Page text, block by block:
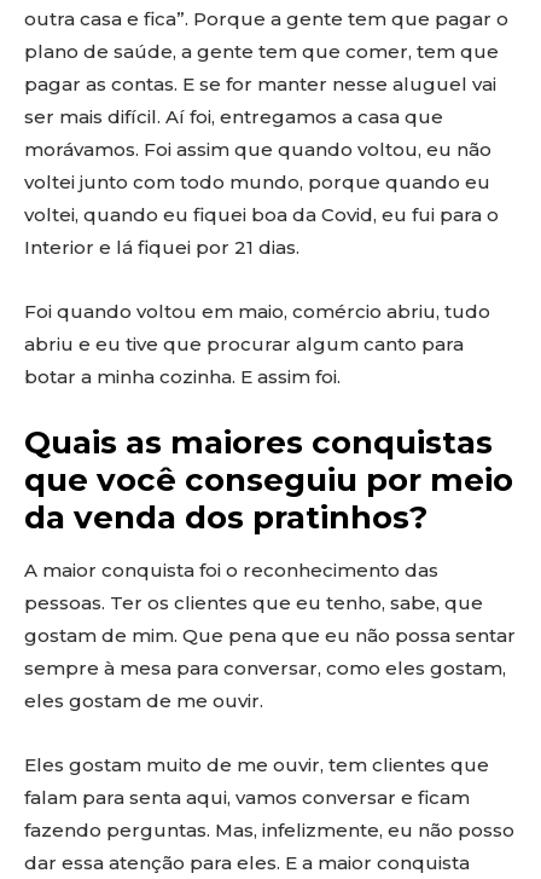
outra casa e fica”. Porque a gente tem que pagar o
plano de saúde, a gente tem que comer, tem que
pagar as contas. E se for manter nesse aluguel vai
ser mais difícil. Aí foi, entregamos a casa que
morávamos. Foi assim que quando voltou, eu não
voltei junto com todo mundo, porque quando eu
voltei, quando eu fiquei boa da Covid, eu fui para o
Interior e lá fiquei por 21 dias.
Foi quando voltou em maio, comércio abriu, tudo
abriu e eu tive que procurar algum canto para
botar a minha cozinha. E assim foi.
Quais as maiores conquistas
que você conseguiu por meio
da venda dos pratinhos?
A maior conquista foi o reconhecimento das
pessoas. Ter os clientes que eu tenho, sabe, que
gostam de mim. Que pena que eu não possa sentar
sempre à mesa para conversar, como eles gostam,
eles gostam de me ouvir.
Eles gostam muito de me ouvir, tem clientes que
falam para senta aqui, vamos conversar e ficam
fazendo perguntas. Mas, infelizmente, eu não posso
dar essa atenção para eles. E a maior conquista